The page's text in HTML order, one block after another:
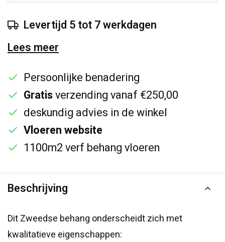
Levertijd 5 tot 7 werkdagen
Lees meer
Persoonlijke benadering
Gratisverzending vanaf €250,00
deskundig advies in de winkel
Vloeren website
1100m2 verf behang vloeren
Beschrijving
Dit Zweedse behang onderscheidt zich met
kwalitatieve eigenschappen: